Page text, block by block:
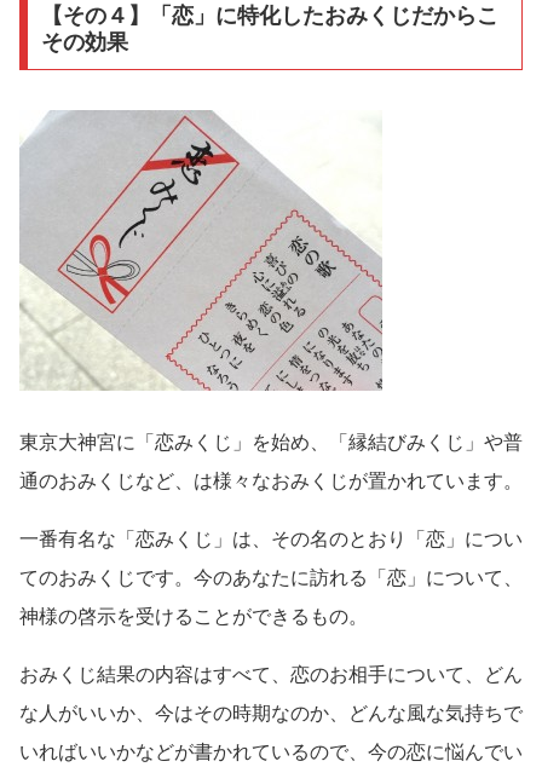
【その４】「恋」に特化したおみくじだからこ
その効果
東京大神宮に「恋みくじ」を始め、「縁結びみくじ」や普
通のおみくじなど、は様々なおみくじが置かれています。
一番有名な「恋みくじ」は、その名のとおり「恋」につい
てのおみくじです。今のあなたに訪れる「恋」について、
神様の啓示を受けることができるもの。
おみくじ結果の内容はすべて、恋のお相手について、どん
な人がいいか、今はその時期なのか、どんな風な気持ちで
いればいいかなどが書かれているので、今の恋に悩んでい